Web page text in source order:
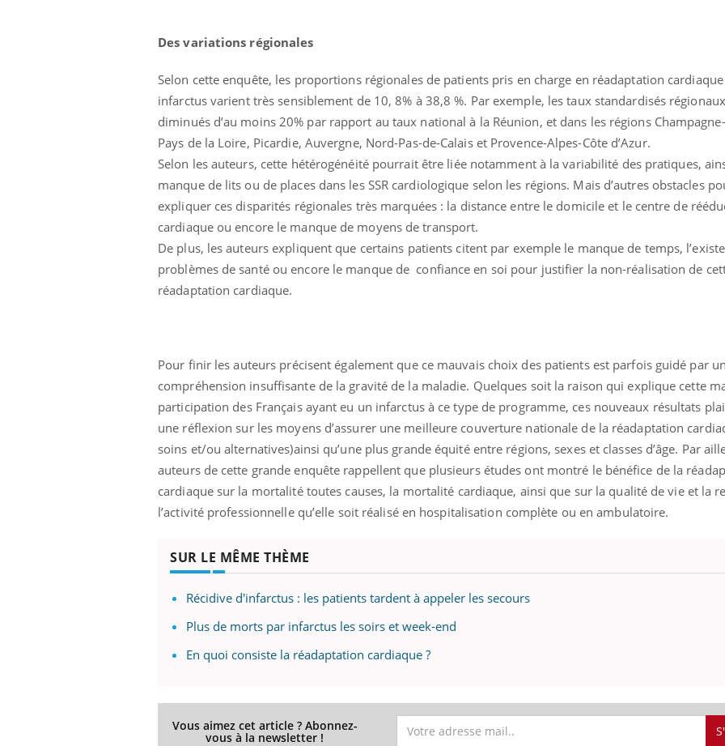
Des variations régionales
Selon cette enquête, les proportions régionales de patients pris en charge en réadaptation
infarctus varient très sensiblement de 10, 8% à 38,8 %. Par exemple, les taux standardisés
diminués d’au moins 20% par rapport au taux national à la Réunion, et dans les régions
Pays de la Loire, Picardie, Auvergne, Nord-Pas-de-Calais et Provence-Alpes-Côte d’Azur.
Selon les auteurs, cette hétérogénéité pourrait être liée notamment à la variabilité des pratiques,
manque de lits ou de places dans les SSR cardiologique selon les régions. Mais d’autres obstacles
expliquer ces disparités régionales très marquées : la distance entre le domicile et le centre de
cardiaque ou encore le manque de moyens de transport.
De plus, les auteurs expliquent que certains patients citent par exemple le manque de temps,
problèmes de santé ou encore le manque de confiance en soi pour justifier la non-réalisation de
réadaptation cardiaque.
Pour finir les auteurs précisent également que ce mauvais choix des patients est parfois guidé par
compréhension insuffisante de la gravité de la maladie. Quelques soit la raison qui explique cette
participation des Français ayant eu un infarctus à ce type de programme, ces nouveaux résultats
une réflexion sur les moyens d’assurer une meilleure couverture nationale de la réadaptation
soins et/ou alternatives)ainsi qu’une plus grande équité entre régions, sexes et classes d’âge. Par
auteurs de cette grande enquête rappellent que plusieurs études ont montré le bénéfice de la
cardiaque sur la mortalité toutes causes, la mortalité cardiaque, ainsi que sur la qualité de vie et la
l’activité professionnelle qu’elle soit réalisé en hospitalisation complète ou en ambulatoire.
SUR LE MÊME THÈME
Récidive d'infarctus : les patients tardent à appeler les secours
Plus de morts par infarctus les soirs et week-end
En quoi consiste la réadaptation cardiaque ?
Vous aimez cet article ? Abonnez-
vous à la newsletter !
Diabète & Ramadan 2026 Youtube
nombreuses personnes atteintes de
Un établissement lié à un groupe
mutualiste innove en matière de bilan de
numérique » permet ...